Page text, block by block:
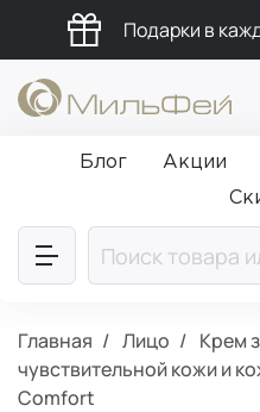
Подарки в
Бесплатная
Блог Акции
Главная Лицо
Крем
чувствительной кожи и
Comfort